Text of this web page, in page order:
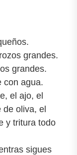
grandes.
grandes.
con agua.
el ajo, el
de oliva, el
y tritura todo
sigues